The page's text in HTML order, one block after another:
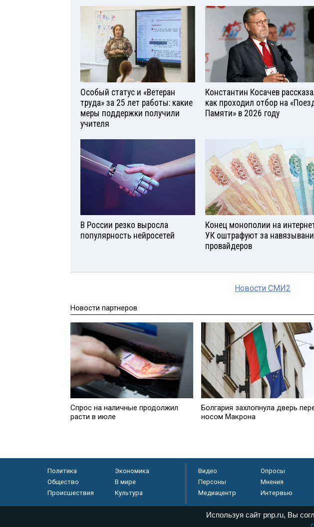
Особый статус и «Ветеран
труда» за 25 лет работы: какие
меры поддержки получили
учителя
Константин Косачев
как проходил отбор на
Памяти» в 2026 году
В России резко выросла
популярность нейросетей
Конец монополии на
УК оштрафуют за
провайдеров
Новости СМИ2
Новости партнеров
Спрос на наличные продолжил
расти в июле
Болгария захлопнула дверь
носом Макрона
Политика
Экономика
Общество
В мире
Происшествия
Культура
Видео Опросы
Персоны
Мнения
Медиацентр
Интервью
Используя сайт pnp.ru, Вы